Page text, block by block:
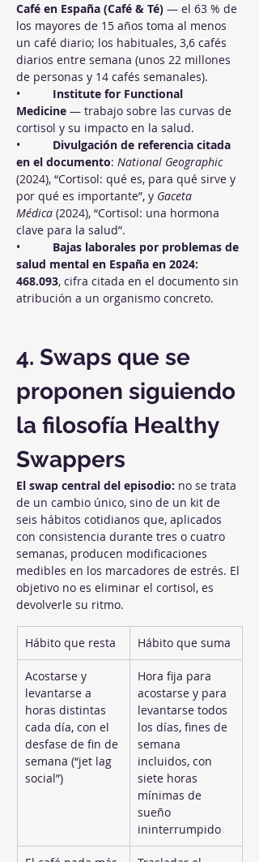
Café en España (Café & Té) — el 63 % de
los mayores de 15 años toma al menos
un café diario; los habituales, 3,6 cafés
diarios entre semana (unos 22 millones
de personas y 14 cafés semanales).
• Institute for Functional
Medicine — trabajo sobre las curvas de
cortisol y su impacto en la salud.
• Divulgación de referencia citada
en el documento: National Geographic
(2024), “Cortisol: qué es, para qué sirve y
por qué es importante”, y Gaceta
Médica (2024), “Cortisol: una hormona
clave para la salud”.
• Bajas laborales por problemas de
salud mental en España en 2024:
468.093, cifra citada en el documento sin
atribución a un organismo concreto.
4. Swaps que se
proponen siguiendo
la filosofía Healthy
Swappers
El swap central del episodio: no se trata
de un cambio único, sino de un kit de
seis hábitos cotidianos que, aplicados
con consistencia durante tres o cuatro
semanas, producen modificaciones
medibles en los marcadores de estrés. El
objetivo no es eliminar el cortisol, es
devolverle su ritmo.
Hábito que resta Hábito que suma
Acostarse y
levantarse a
horas distintas
cada día, con el
desfase de fin de
semana (“jet lag
social”)
Hora fija para
acostarse y para
levantarse todos
los días, fines de
semana
incluidos, con
siete horas
mínimas de
sueño
ininterrumpido